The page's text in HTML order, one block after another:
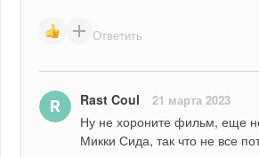
Ответить
Rast Coul 21 марта 2023
Ну не хороните фильм, еще
Микки Сида, так что не все